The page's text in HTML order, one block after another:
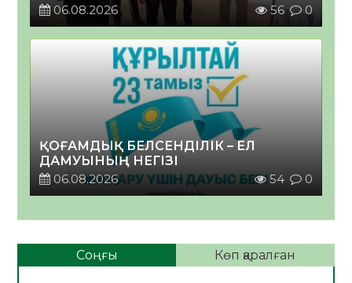
06.08.2026
56 0
ҚОҒАМДЫҚ БЕЛСЕНДІЛІК – ЕЛ
ДАМУЫНЫҢ НЕГІЗІ
06.08.2026
54 0
Соңғы Көп қаралған